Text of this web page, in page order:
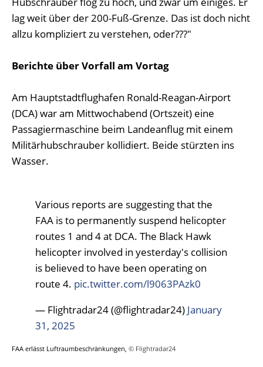
lag weit über der 200-Fuß-Grenze. Das ist doch nicht
allzu kompliziert zu verstehen, oder???"
Berichte über Vorfall am Vortag
Am Hauptstadtflughafen Ronald-Reagan-Airport
(DCA) war am Mittwochabend (Ortszeit) eine
Passagiermaschine beim Landeanflug mit einem
Militärhubschrauber kollidiert. Beide stürzten ins
Wasser.
Various reports are suggesting that the
FAA is to permanently suspend helicopter
routes 1 and 4 at DCA. The Black Hawk
helicopter involved in yesterday's collision
is believed to have been operating on
route 4. pic.twitter.com/l9063PAzk0
— Flightradar24 (@flightradar24) January
31, 2025
FAA erlässt Luftraumbeschränkungen, © Flightradar24